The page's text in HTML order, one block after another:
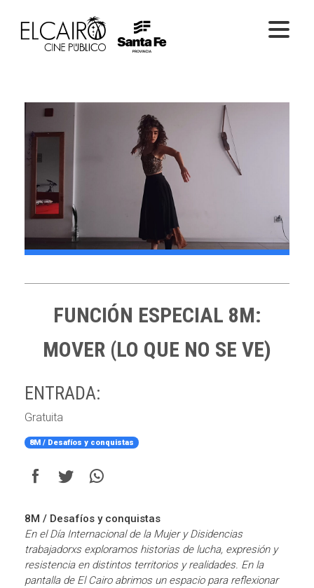
PELÍCULAS EN SALA
CICLOS
EL CINE
FUNCIÓN ESPECIAL 8M:
MOVER (LO QUE NO SE VE)
ENTRADA:
Gratuita
8M / Desafíos y conquistas
8M / Desafíos y conquistas
En el Día Internacional de la Mujer y Disidencias
trabajadorxs exploramos historias de lucha, expresión y
resistencia en distintos territorios y realidades. En la
pantalla de El Cairo abrimos un espacio para reflexionar